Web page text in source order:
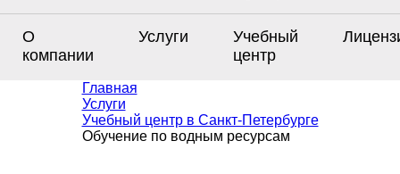
О
компании
Услуги
Учебный
центр
Главная
Услуги
Учебный центр в Санкт-Петербурге
Обучение по водным ресурсам